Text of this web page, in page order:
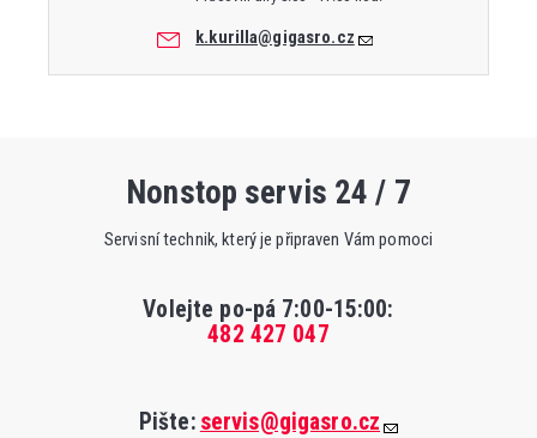
k.kurilla@gigasro.cz
Nonstop servis 24 / 7
Servisní technik, který je připraven Vám pomoci
Volejte po-pá 7:00-15:00:
482 427 047
Pište: servis@gigasro.cz